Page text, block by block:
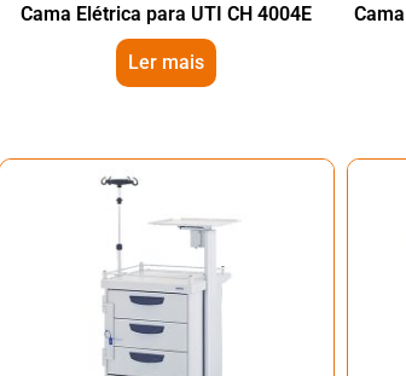
Cama Elétrica para UTI CH 4004E
Ler mais